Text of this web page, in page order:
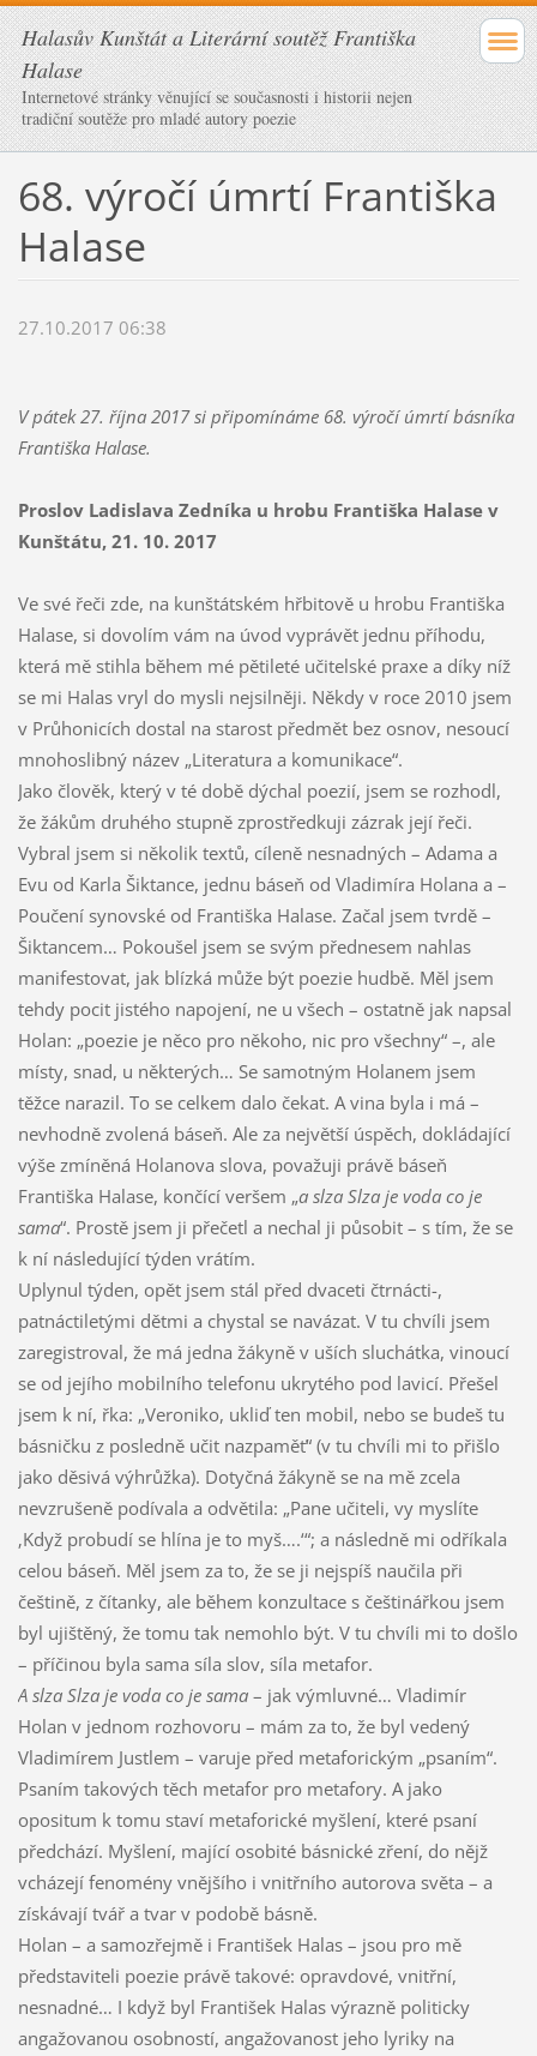
Halasův Kunštát a Literární soutěž Františka
Halase
Internetové stránky věnující se současnosti i historii nejen
tradiční soutěže pro mladé autory poezie
68. výročí úmrtí Františka
Halase
27.10.2017 06:38
V pátek 27. října 2017 si připomínáme 68. výročí úmrtí básníka
Františka Halase.
Proslov Ladislava Zedníka u hrobu Františka Halase v
Kunštátu, 21. 10. 2017
Ve své řeči zde, na kunštátském hřbitově u hrobu Františka
Halase, si dovolím vám na úvod vyprávět jednu příhodu,
která mě stihla během mé pětileté učitelské praxe a díky níž
se mi Halas vryl do mysli nejsilněji. Někdy v roce 2010 jsem
v Průhonicích dostal na starost předmět bez osnov, nesoucí
mnohoslibný název „Literatura a komunikace“.
Jako člověk, který v té době dýchal poezií, jsem se rozhodl,
že žákům druhého stupně zprostředkuji zázrak její řeči.
Vybral jsem si několik textů, cíleně nesnadných – Adama a
Evu od Karla Šiktance, jednu báseň od Vladimíra Holana a –
Poučení synovské od Františka Halase. Začal jsem tvrdě –
Šiktancem… Pokoušel jsem se svým přednesem nahlas
manifestovat, jak blízká může být poezie hudbě. Měl jsem
tehdy pocit jistého napojení, ne u všech – ostatně jak napsal
Holan: „poezie je něco pro někoho, nic pro všechny“ –, ale
místy, snad, u některých… Se samotným Holanem jsem
těžce narazil. To se celkem dalo čekat. A vina byla i má –
nevhodně zvolená báseň. Ale za největší úspěch, dokládající
výše zmíněná Holanova slova, považuji právě báseň
Františka Halase, končící veršem „a slza Slza je voda co je
sama“. Prostě jsem ji přečetl a nechal ji působit – s tím, že se
k ní následující týden vrátím.
Uplynul týden, opět jsem stál před dvaceti čtrnácti-,
patnáctiletými dětmi a chystal se navázat. V tu chvíli jsem
zaregistroval, že má jedna žákyně v uších sluchátka, vinoucí
se od jejího mobilního telefonu ukrytého pod lavicí. Přešel
jsem k ní, řka: „Veroniko, ukliď ten mobil, nebo se budeš tu
básničku z posledně učit nazpaměť“ (v tu chvíli mi to přišlo
jako děsivá výhrůžka). Dotyčná žákyně se na mě zcela
nevzrušeně podívala a odvětila: „Pane učiteli, vy myslíte
‚Když probudí se hlína je to myš….‘“; a následně mi odříkala
celou báseň. Měl jsem za to, že se ji nejspíš naučila při
češtině, z čítanky, ale během konzultace s češtinářkou jsem
byl ujištěný, že tomu tak nemohlo být. V tu chvíli mi to došlo
– příčinou byla sama síla slov, síla metafor.
A slza Slza je voda co je sama– jak výmluvné… Vladimír
Holan v jednom rozhovoru – mám za to, že byl vedený
Vladimírem Justlem – varuje před metaforickým „psaním“.
Psaním takových těch metafor pro metafory. A jako
opositum k tomu staví metaforické myšlení, které psaní
předchází. Myšlení, mající osobité básnické zření, do nějž
vcházejí fenomény vnějšího i vnitřního autorova světa – a
získávají tvář a tvar v podobě básně.
Holan – a samozřejmě i František Halas – jsou pro mě
představiteli poezie právě takové: opravdové, vnitřní,
nesnadné… I když byl František Halas výrazně politicky
angažovanou osobností, angažovanost jeho lyriky na